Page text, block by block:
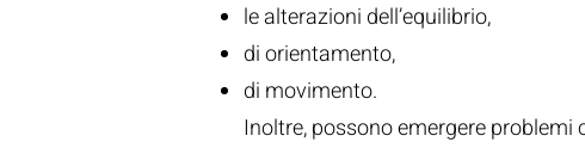
le alterazioni dell’equilibrio,
di orientamento,
di movimento.
Inoltre, possono emergere